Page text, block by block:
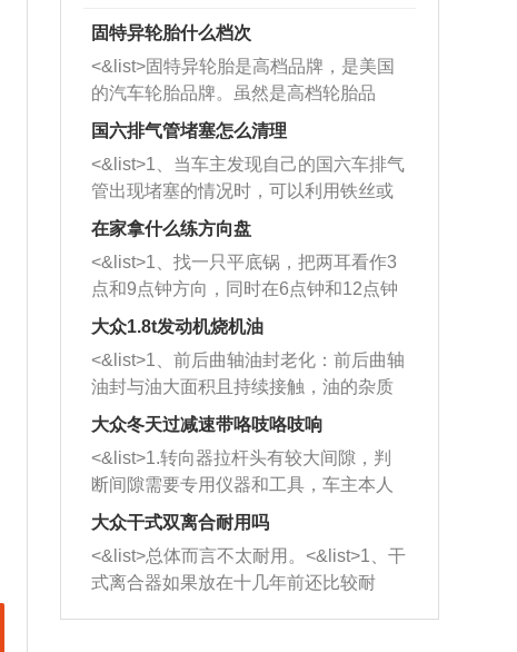
固特异轮胎什么档次
<&list>固特异轮胎是高档品牌，是美国
的汽车轮胎品牌。虽然是高档轮胎品
牌，但是中高低端的轮胎都有生产，这
也是为了更好的开拓市场。
国六排气管堵塞怎么清理
<&list>1、当车主发现自己的国六车排气
管出现堵塞的情况时，可以利用铁丝或
者是细棍，直接将杂物给取出来，如果
堵塞情况比较严重，也可以采取应急措
施。 <&list>2、直接利用木棍将所有的
杂物推到排气管里面的位置处，然后将
三元催化器拆解开，就可以将堵塞的东
西取出来。但如果是因为积碳过多引起
的堵塞，就需要将三元催化器泡在草酸
洗剂对堵塞的情况得到解决，将清洗剂
放在燃油箱中，与燃油混合后，车辆启
动时，就可以和汽油一起进入到燃烧
室，最后形成废气排出，就可以让三元
催化器得到清洗，排气管堵塞的情况就
能够得到解决。
在家拿什么练方向盘
<&list>1、找一只平底锅，把两耳看作3
点和9点钟方向，同时在6点钟和12点钟
方向做一个标记。 <&list>2、双手握住
一圈半的练习，往右同样也要打相同的
圈数。 <&list>3、最后强调要反复练
习，这样就可以形成肌肉记忆，在真实
驾驶车辆时，不需要记忆也能打好方
向。
大众1.8t发动机烧机油
<&list>1、前后曲轴油封老化：前后曲轴
油封与油大面积且持续接触，油的杂质
和发动机内持续温度变化使其密封效果
逐渐减弱，导致渗油或漏油。<&list>2、
活塞间隙过大：积碳会使活塞环与缸体
的间隙扩大，导致机油流入燃烧室中，
造成烧机油。<&list>3、机油粘度。使用
机油粘度过小的话，同样会有烧机油现
象，机油粘度过小具有很好的流动性，
大众冬天过减速带咯吱咯吱响
<&list>1.转向器拉杆头有较大间隙，判
断间隙需要专用仪器和工具，车主本人
无法制作，需要将车辆送到修理厂或4s
店；<&list>2.车辆半轴套管防尘罩破
裂，破裂后会出现漏油现象，使半轴磨
损严重，磨损的半轴容易损坏，产生异
响；<&list>3.稳定器的转向胶套和球头
大众干式双离合耐用吗
<&list>总体而言不太耐用。<&list>1、干
式离合器如果放在十几年前还比较耐